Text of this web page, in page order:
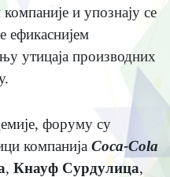
и упознају се
ефикаснијем
утицаја производних
форуму су
компанија Coca-Cola
, Кнауф Сурдулица,